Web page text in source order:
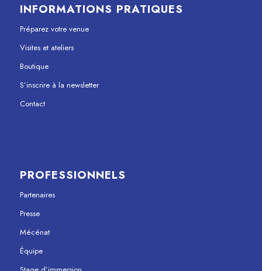
INFORMATIONS PRATIQUES
Préparez votre venue
Visites et ateliers
Boutique
S’inscrire à la newsletter
Contact
PROFESSIONNELS
Partenaires
Presse
Mécénat
Équipe